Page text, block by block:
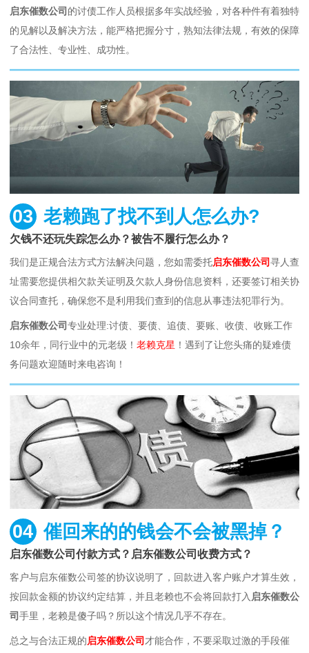
启东催数公司 的讨债工作人员根据多年实战经验，对各种件有着独特
的见解以及解决方法，能严格把握分寸，熟知法律法规，有效的保障
了合法性、专业性、成功性。
03 老赖跑了找不到人怎么办?
欠钱不还玩失踪怎么办？被告不履行怎么办？
我们是正规合法方式方法解决问题，您如需委托启东催数公司寻人查
址需要您提供相欠款关证明及欠款人身份信息资料，还要签订相关协
议合同查托，确保您不是利用我们查到的信息从事违法犯罪行为。
启东催数公司专业处理:讨债、要债、追债、要账、收债、收账工作
10余年，同行业中的元老级！ 老赖克星 ！遇到了让您头痛的疑难债
务问题欢迎随时来电咨询！
04 催回来的的钱会不会被黑掉？
启东催数公司付款方式？启东催数公司收费方式？
客户与启东催数公司签的协议说明了，回款进入客户账户才算生效，
按回款金额的协议约定结算，并且老赖也不会将回款打入 启东催数公
司手里，老赖是傻子吗？所以这个情况几乎不存在。
总之与合法正规的启东催数公司才能合作，不要采取过激的手段催